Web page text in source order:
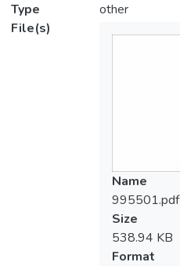
Type
other
File(s)
Name
995501.pdf
Size
538.94 KB
Format